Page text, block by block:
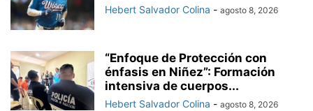
Hebert Salvador Colina - agosto 8, 2026
“Enfoque de Protección con
énfasis en Niñez”: Formación
intensiva de cuerpos...
Hebert Salvador Colina - agosto 8, 2026